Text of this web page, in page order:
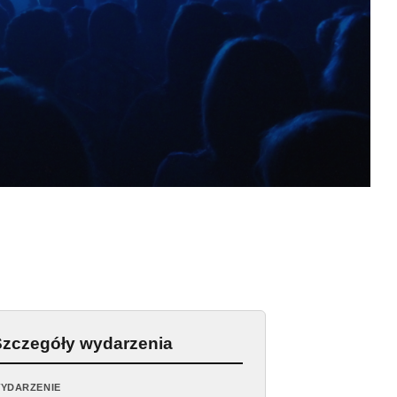
wydarzenia